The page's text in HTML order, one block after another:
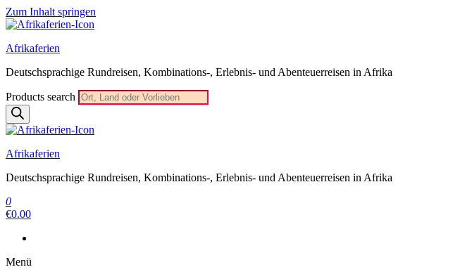
Zum Inhalt springen
Afrikaferien
Deutschsprachige Rundreisen, Kombinations-, Erlebnis- und Abenteuerreisen in Afrika
Products search
Afrikaferien
Deutschsprachige Rundreisen, Kombinations-, Erlebnis- und Abenteuerreisen in Afrika
0
€0.00
Menü